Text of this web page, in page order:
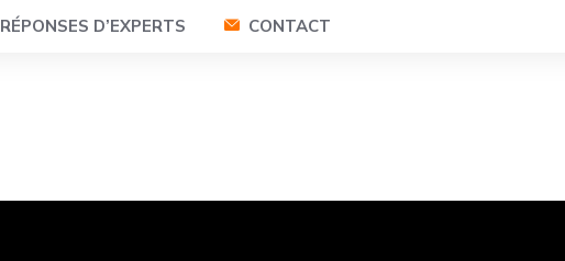
RÉPONSES D’EXPERTS CONTACT